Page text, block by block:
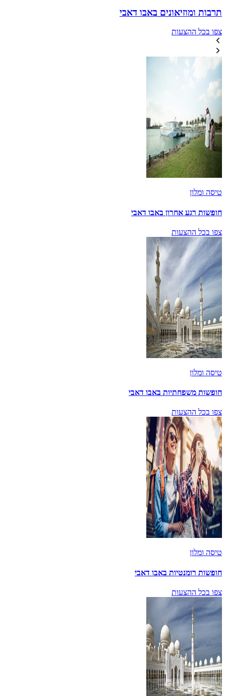
תרבות ומוזיאונים באבו דאבי
צפו בכל ההצעות
טיסה ומלון
חופשות רגע אחרון באבו דאבי
צפו בכל ההצעות
טיסה ומלון
חופשות משפחתיות באבו דאבי
צפו בכל ההצעות
טיסה ומלון
חופשות רומנטיות באבו דאבי
צפו בכל ההצעות